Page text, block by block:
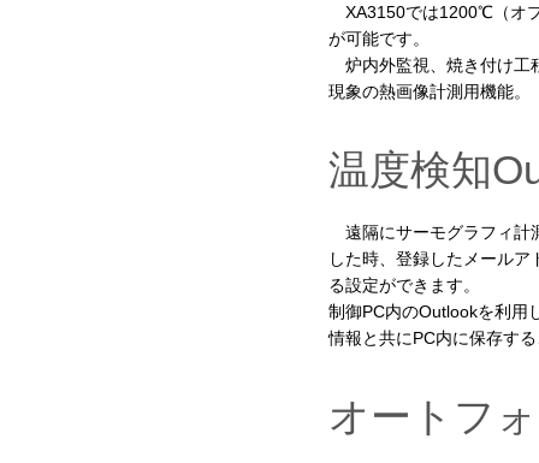
XA3150では1200℃（オ
が可能です。
炉内外監視、焼き付け工
現象の熱画像計測用機能。
温度検知
遠隔にサーモグラフィ計
した時、登録したメール
る設定ができます。
制御PC内のOutlookを利用
情報と共にPC内に保存す
オートフ